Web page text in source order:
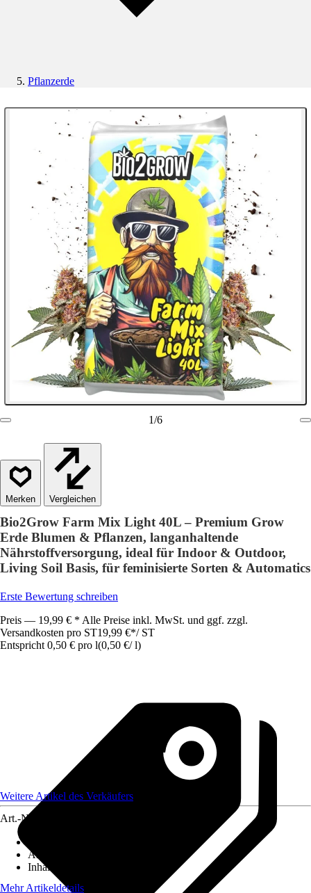
Pflanzerde
1/6
Vergleichen
Bio2Grow Farm Mix Light 40L – Premium Grow
Erde Blumen & Pflanzen, langanhaltende
Nährstoffversorgung, ideal für Indoor & Outdoor,
Living Soil Basis, für feminisierte Sorten & Automatics
Erste Bewertung schreiben
Preis — 19,99 € * Alle Preise inkl. MwSt. und ggf. zzgl.
Versandkosten pro ST19,99 €*/ ST
Entspricht 0,50 € pro l(0,50 €/ l)
Weitere Artikel des Verkäufers
Art.-Nr.
Anwendung
Inhalt
Mehr Artikeldetails